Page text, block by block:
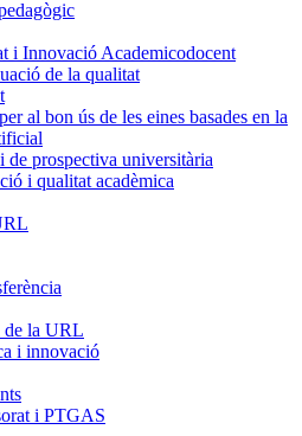
i Innovació Academicodocent
de la qualitat
al bon ús de les eines basades en la
de prospectiva universitària
i qualitat acadèmica
de la URL
i innovació
i PTGAS